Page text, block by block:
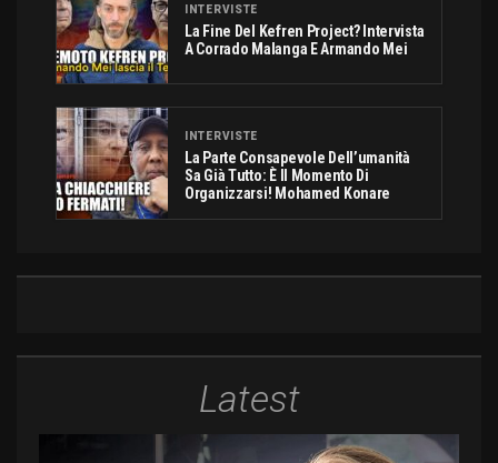
INTERVISTE
La Fine Del Kefren Project? Intervista
A Corrado Malanga E Armando Mei
INTERVISTE
La Parte Consapevole Dell’umanità
Sa Già Tutto: È Il Momento Di
Organizzarsi! Mohamed Konare
Latest